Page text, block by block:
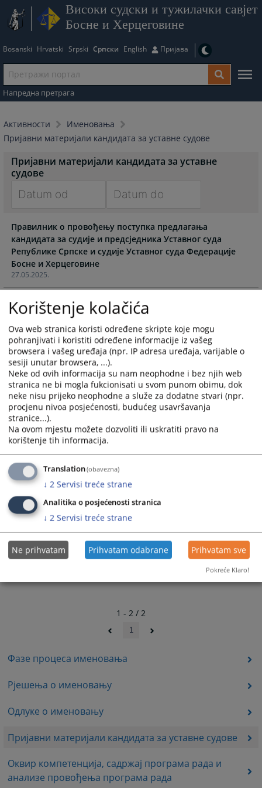
Високи судски и тужилачки савјет
Босне и Херцеговине
Bosanski Hrvatski Srpski Српски English Пријава
Напредна претрага
Активности
Именовања
Пријавни материјали кандидата за уставне судове
Фазе процеса именовања
Рјешења о именовању
Одлуке о именовању
Пријавни материјали кандидата за уставне судове
Оквир компетенција, садржај програма рада и
анализе провођења програма рада
Пријавни материјали кандидата за уставне
судове
forward
to
interact
with
the
calendar
and
select
a
date.
Press
the
question
mark
key
to
get
the
shortcuts
for
changing
dates.
forward
to
interact
calendar
and
select
a
date.
Press
the
question
mark
key
get
the
shortcuts
for
changing
27.05.2025.
Правилник о провођењу поступка предлагања
кандидата за судије и предсједника Уставног суда
Републике Српске и судије Уставног суда Федерације
Босне и Херцеговине
30.07.2024.
Пријавни материјал за мјесто судије односно
предсједника суда ентитетских уставних судова
1 - 2 / 2
1
Korištenje kolačića
Ova web stranica koristi određene skripte koje mogu
pohranjivati i koristiti određene informacije iz vašeg
browsera i vašeg uređaja (npr. IP adresa uređaja, varijable o
sesiji unutar browsera, ...).
Neke od ovih informacija su nam neophodne i bez njih web
stranica ne bi mogla fukcionisati u svom punom obimu, dok
neke nisu prijeko neophodne a služe za dodatne stvari (npr.
procjenu nivoa posjećenosti, budućeg usavršavanja
stranice...).
Na ovom mjestu možete dozvoliti ili uskratiti pravo na
korištenje tih informacija.
Translation(obavezna)
↓ 2 Servisi treće strane
Analitika o posjećenosti stranica
↓ 2 Servisi treće strane
Ne prihvatam Prihvatam odabrane Prihvatam sve
Pokreće Klaro!